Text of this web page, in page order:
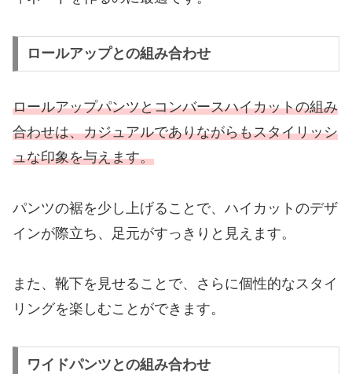
ロールアップとの組み合わせ
ロールアップパンツとコンバースハイカットの組み
合わせは、カジュアルでありながらもスタイリッシ
ュな印象を与えます。
パンツの裾を少し上げることで、ハイカットのデザ
インが際立ち、足元がすっきりと見えます。
また、靴下を見せることで、さらに個性的なスタイ
リングを楽しむことができます。
ワイドパンツとの組み合わせ